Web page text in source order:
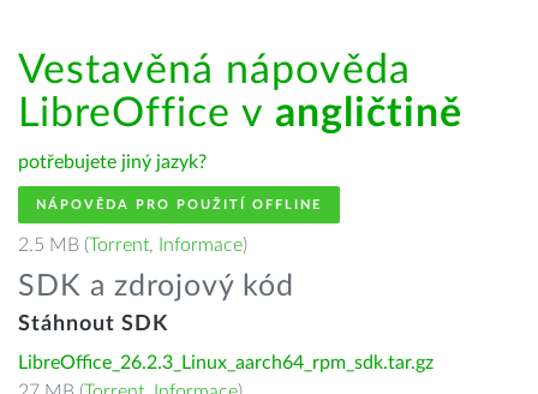
Vestavěná nápověda
LibreOffice v angličtině
potřebujete jiný jazyk?
NÁPOVĚDA PRO POUŽITÍ OFFLINE
2.5 MB (Torrent, Informace)
SDK a zdrojový kód
Stáhnout SDK
LibreOffice_26.2.3_Linux_aarch64_rpm_sdk.tar.gz